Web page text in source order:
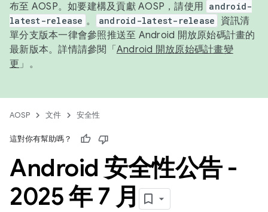
布至 AOSP。如要建構及貢獻 AOSP，請使用 android-
latest-release 。 android-latest-release
資訊清
單分支版本一律會參照推送至 Android 開放原始碼計畫的
最新版本。詳情請參閱「 Android 開放原始碼計畫變
更 」。
AOSP 文件 安全性
這對你有幫助嗎？
Android 安全性公告 -
2025 年 7 月